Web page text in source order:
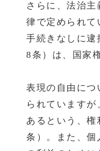
さらに、法治
律で定められて
手続きなしに逮
8条）は、国家
表現の自由につ
られています
あるという、権
条）。また、個